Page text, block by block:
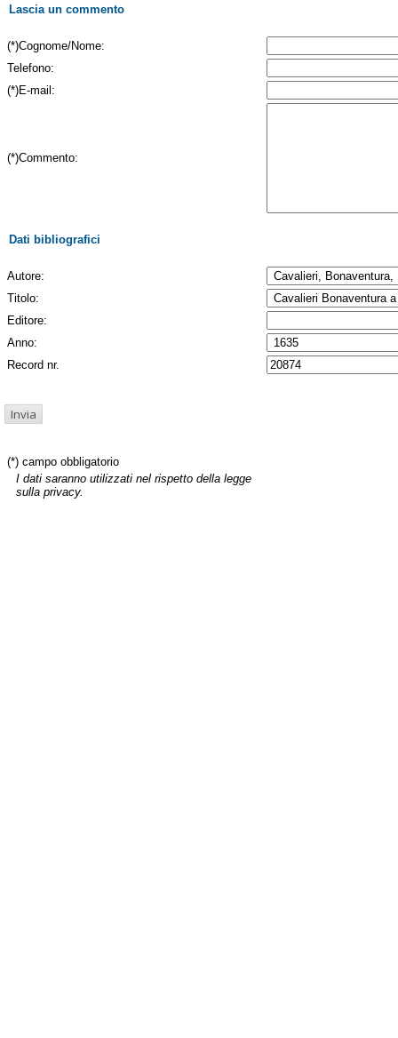
Lascia un commento
(*)Cognome/Nome:
Telefono:
(*)E-mail:
(*)Commento:
Dati bibliografici
Autore:
Titolo:
Editore:
Anno:
Record nr.
(*) campo obbligatorio
I dati saranno utilizzati nel rispetto della legge
sulla privacy.